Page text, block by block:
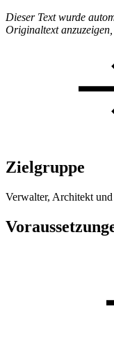
Dieser Text wurde
Originaltext
Zielgruppe
Verwalter, Architekt